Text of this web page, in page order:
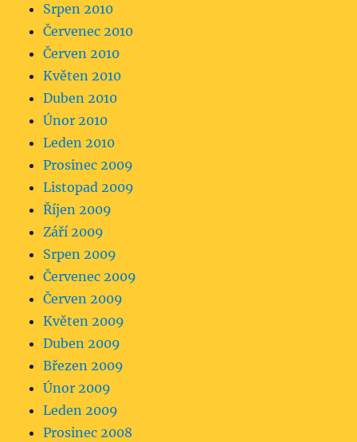
Srpen 2010
Červenec 2010
Červen 2010
Květen 2010
Duben 2010
Únor 2010
Leden 2010
Prosinec 2009
Listopad 2009
Říjen 2009
Září 2009
Srpen 2009
Červenec 2009
Červen 2009
Květen 2009
Duben 2009
Březen 2009
Únor 2009
Leden 2009
Prosinec 2008